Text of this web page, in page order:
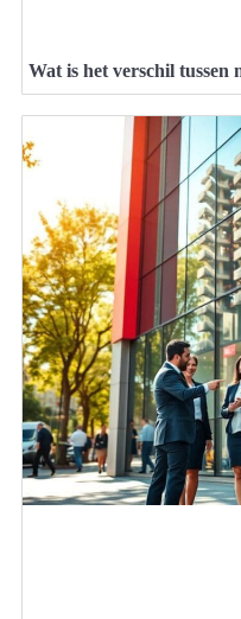
Wat is het verschil tussen